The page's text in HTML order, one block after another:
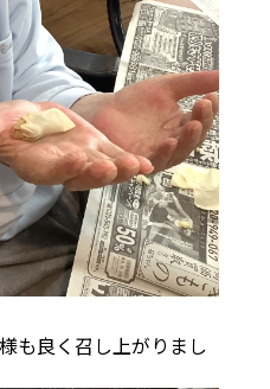
も良く召し上がりまし